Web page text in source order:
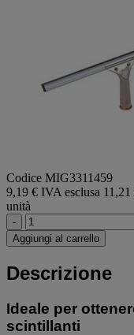
Codice MIG3311459
9,19 € IVA esclusa
unità
-
Aggiungi al carrello
Descrizione
Ideale per
scintillanti